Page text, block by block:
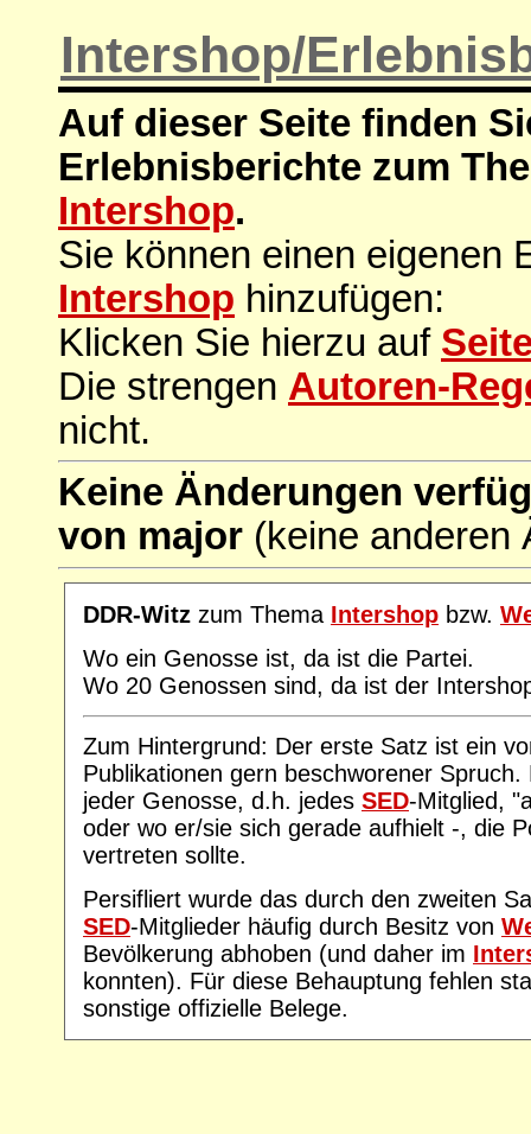
Intershop/
Auf dieser Seite finden
Erlebnisberichte zum
Intershop.
Sie können einen eigenen
Intershop hinzufügen:
Klicken Sie hierzu auf
Die strengen Autoren-
nicht.
Keine Änderungen
von major (keine anderen
DDR-Witz zum Thema Intershop bzw.
Wo ein Genosse ist, da ist die Partei.
Wo 20 Genossen sind, da ist der
Zum Hintergrund: Der erste Satz ist ein
Publikationen gern beschworener
jeder Genosse, d.h. jedes SED-Mitglied,
oder wo er/sie sich gerade aufhielt -, die
vertreten sollte.
Persifliert wurde das durch den zweiten
SED-Mitglieder häufig durch Besitz von
Bevölkerung abhoben (und daher im
konnten). Für diese Behauptung fehlen
sonstige offizielle Belege.